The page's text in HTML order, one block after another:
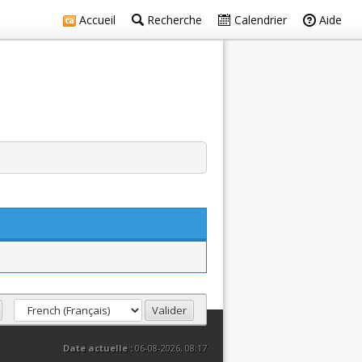
Accueil Recherche Calendrier Aide
Date actuelle :06-08-2026, 08:17